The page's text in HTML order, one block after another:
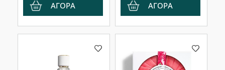
ΑΓΟΡΑ ΑΓΟΡΑ